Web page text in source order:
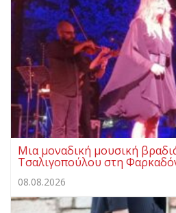
Μια μοναδική μουσική
Τσαλιγοπούλου στη
08.08.2026